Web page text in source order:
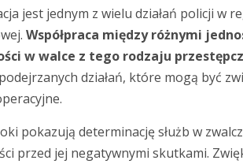
jest jednym z wielu działań policji w
Współpraca między różnymi
w walce z tego rodzaju
działań, które mogą być
pokazują determinację służb w
przed jej negatywnymi skutkami.